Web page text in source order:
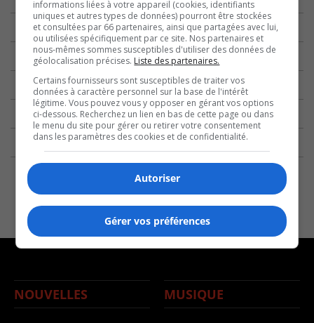
NOUVELLES MUSIQUE
informations liées à votre appareil (cookies, identifiants
uniques et autres types de données) pourront être stockées
et consultées par 66 partenaires, ainsi que partagées avec lui,
ou utilisées spécifiquement par ce site. Nos partenaires et
nous-mêmes sommes susceptibles d'utiliser des données de
géolocalisation précises. Liste des partenaires.
Certains fournisseurs sont susceptibles de traiter vos
données à caractère personnel sur la base de l'intérêt
légitime. Vous pouvez vous y opposer en gérant vos options
ci-dessous. Recherchez un lien en bas de cette page ou dans
le menu du site pour gérer ou retirer votre consentement
dans les paramètres des cookies et de confidentialité.
Autoriser
Gérer vos préférences